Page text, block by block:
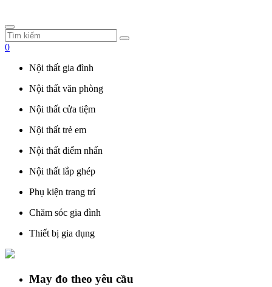
0
Nội thất gia đình
Nội thất văn phòng
Nội thất cửa tiệm
Nội thất trẻ em
Nội thất điểm nhấn
Nội thất lắp ghép
Phụ kiện trang trí
Chăm sóc gia đình
Thiết bị gia dụng
May đo theo yêu cầu